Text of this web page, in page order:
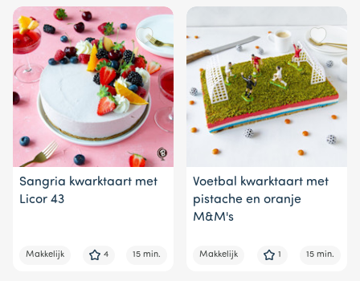
Sangria kwarktaart met
Licor 43
Makkelijk 4 15 min.
Voetbal kwarktaart met
pistache en oranje
M&M's
Makkelijk 1 15 min.